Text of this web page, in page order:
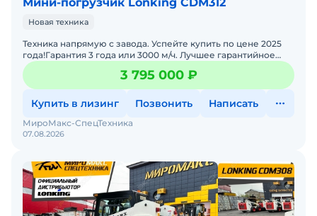
Новая техника
Техника напрямую с завода. Успейте купить по цене 2025
года!Гарантия 3 года или 3000 м/ч. Лучшее гарантийное
предложение на рынке.Осуществляем полное
сопровожде
3 795 000 ₽
Купить в лизинг Позвонить Написать
07.08.2026
МироМакс-СпецТехника